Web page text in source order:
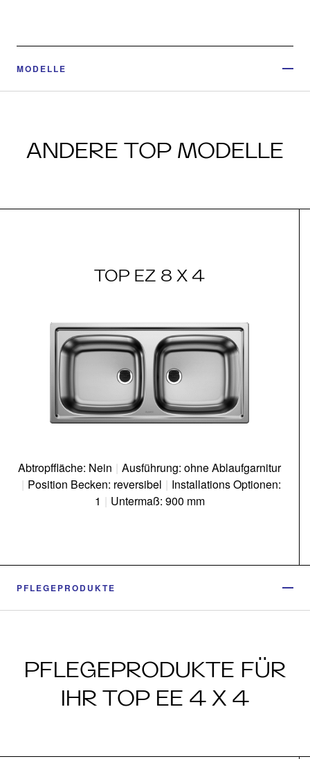
MODELLE
ANDERE TOP MODELLE
TOP EZ 8 X 4
Abtropffläche: Nein | Ausführung: ohne Ablaufgarnitur
| Position Becken: reversibel | Installations Optionen:
1 | Untermaß: 900 mm
PFLEGEPRODUKTE
PFLEGEPRODUKTE FÜR
IHR TOP EE 4 X 4